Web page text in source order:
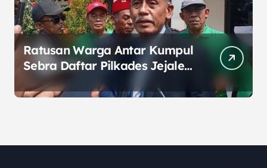
Ratusan Warga Antar Kumpul
Sebra Daftar Pilkades Jejalen
Jaya, Serukan Pemilu Damai